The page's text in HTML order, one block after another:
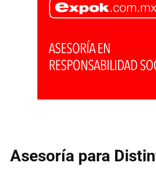
Asesoría para